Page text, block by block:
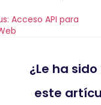
Acceso API para
¿Le ha
este